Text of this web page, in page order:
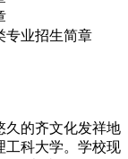
专业招生简章
久的齐文化发祥地
科大学。学校现